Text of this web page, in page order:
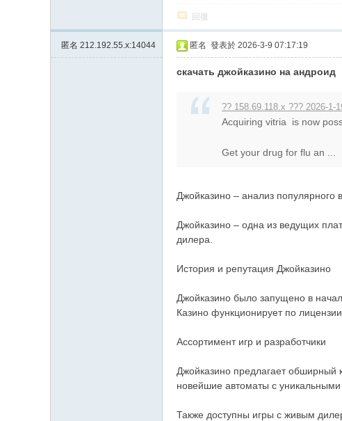
回復
匿名 212.192.55.x:14044 匿名 發表於 2026-3-9 07:17:19
скачать джойказино на андроид
?? 158.69.118.x ??? 2026-1-
Acquiring vitria is now
Get your drug for flu an ...
Джойказино – анализ популярного
Джойказино – одна из ведущих
дилера.
История и репутация Джойказино
Джойказино было запущено в
Казино функционирует по
Ассортимент игр и разработчики
Джойказино предлагает обширный
новейшие автоматы с уникальными
Также доступны игры с живым